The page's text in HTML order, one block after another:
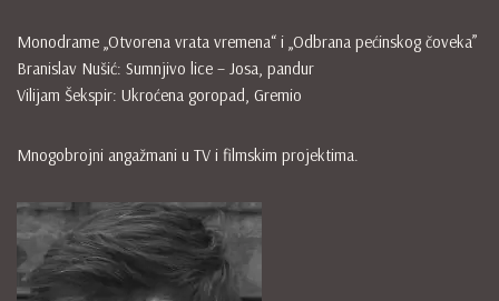
Monodrame „Otvorena vrata vremena“ i „Odbrana pećinskog čoveka”
Branislav Nušić: Sumnjivo lice – Josa, pandur
Vilijam Šekspir: Ukroćena goropad, Gremio
Mnogobrojni angažmani u TV i filmskim projektima.